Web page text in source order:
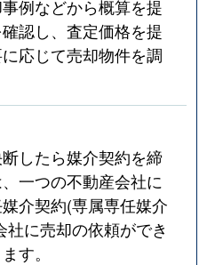
例などから概算を提
認し、査定価格を提
応じて売却物件を調
したら媒介契約を締
一つの不動産会社に
介契約(専属専任媒介
に売却の依頼ができ
す。